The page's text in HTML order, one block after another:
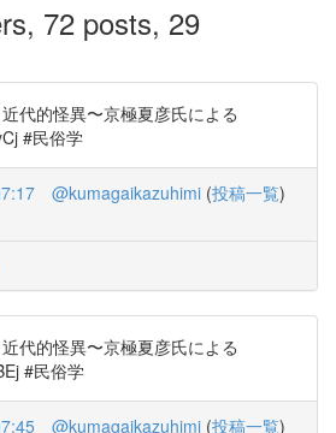
72 posts, 29
代的怪異〜京極夏彦氏による
#民俗学
@kumagaikazuhimi (投稿一覧)
代的怪異〜京極夏彦氏による
#民俗学
@kumagaikazuhimi (投稿一覧)